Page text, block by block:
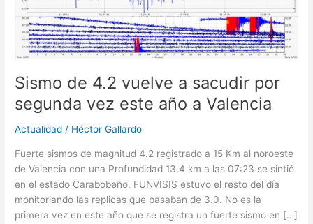
Sismo de 4.2 vuelve a sacudir por
segunda vez este año a Valencia
Actualidad / Héctor Gallardo
Fuerte sismos de magnitud 4.2 registrado a 15 Km al noroeste
de Valencia con una Profundidad 13.4 km a las 07:23 se sintió
en el estado Carabobeño. FUNVISIS estuvo el resto del día
monitoriando las replicas que pasaban de 3.0. No es la
primera vez en este año que se registra un fuerte sismo en […]
vez
este
año